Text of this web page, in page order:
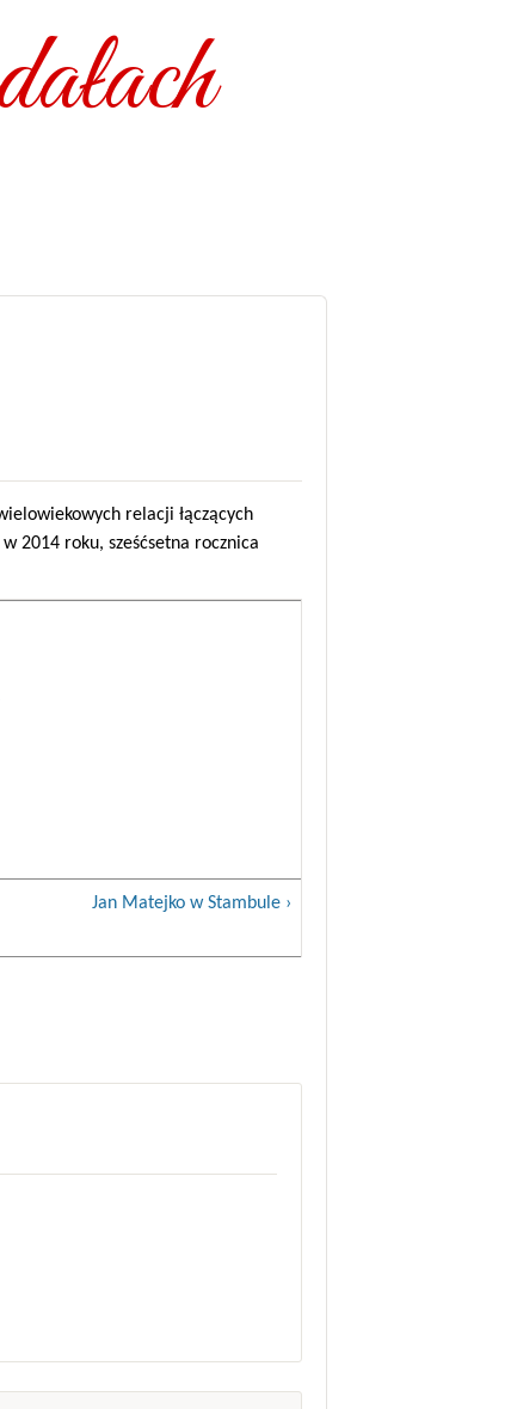
relacji łączących
2014 roku, sześćsetna rocznica
Jan Matejko w Stambule ›